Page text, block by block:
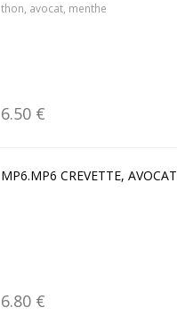
thon, avocat, menthe
6.50 €
MP6.MP6 CREVETTE, AVOCAT
6.80 €